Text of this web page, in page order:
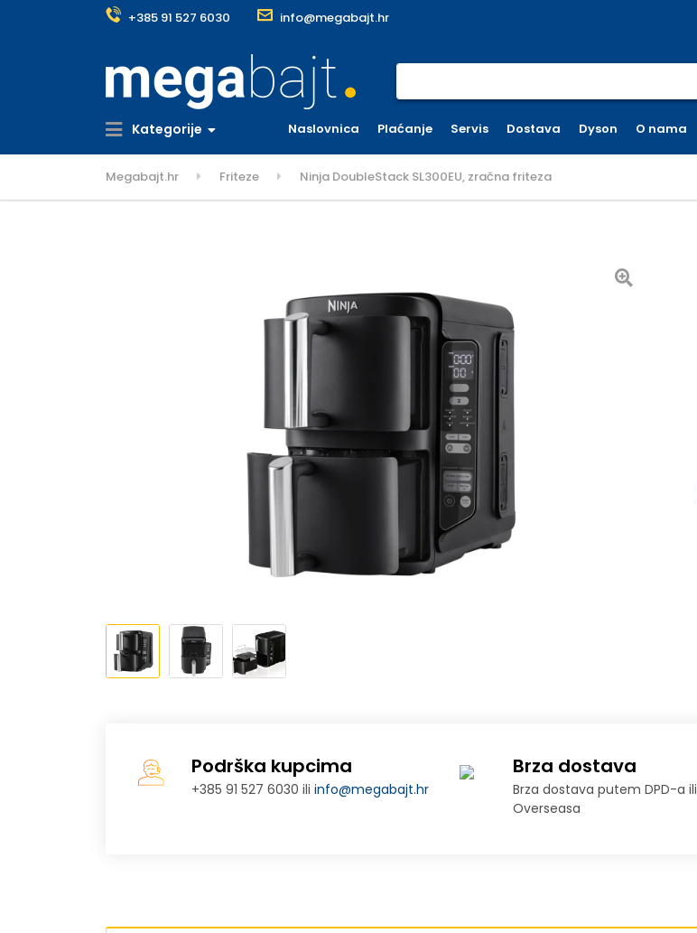
+385 91 527 6030 info@megabajt.hr
Kategorije Naslovnica Plaćanje Servis Dostava Dyson O nama
Megabajt.hr Friteze Ninja DoubleStack SL300EU, zračna friteza
Podrška kupcima
+385 91 527 6030 iliinfo@megabajt.hr
Brza dostava
Brza dostava putem DPD-a ili
Overseasa